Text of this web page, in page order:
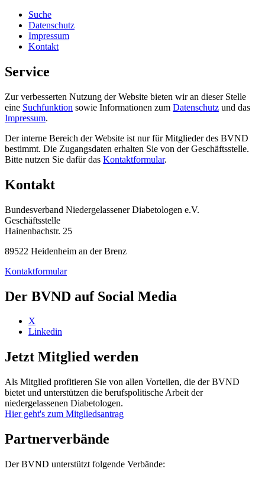
Suche
Datenschutz
Impressum
Kontakt
Service
Zur verbesserten Nutzung der Website bieten wir an dieser Stelle
eine Suchfunktion sowie Informationen zum Datenschutz und das
Impressum.
Der interne Bereich der Website ist nur für Mitglieder des BVND
bestimmt. Die Zugangsdaten erhalten Sie von der Geschäftsstelle.
Bitte nutzen Sie dafür das Kontaktformular.
Kontakt
Bundesverband Niedergelassener Diabetologen e.V.
Geschäftsstelle
Hainenbachstr. 25
89522 Heidenheim an der Brenz
Kontaktformular
Der BVND auf Social Media
X
Linkedin
Jetzt Mitglied werden
Als Mitglied profitieren Sie von allen Vorteilen, die der BVND
bietet und unterstützen die berufspolitische Arbeit der
niedergelassenen Diabetologen.
Hier geht's zum Mitgliedsantrag
Partnerverbände
Der BVND unterstützt folgende Verbände: